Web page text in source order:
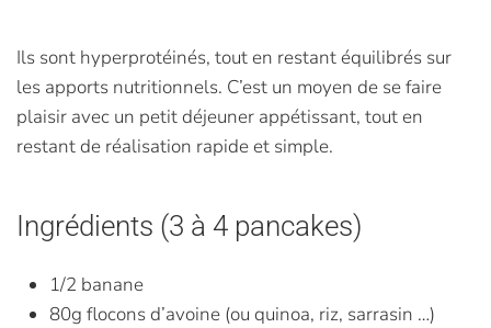
Ils sont hyperprotéinés, tout en restant équilibrés sur
les apports nutritionnels. C’est un moyen de se faire
plaisir avec un petit déjeuner appétissant, tout en
restant de réalisation rapide et simple.
Ingrédients (3 à 4 pancakes)
1/2 banane
80g flocons d’avoine (ou quinoa, riz, sarrasin …)